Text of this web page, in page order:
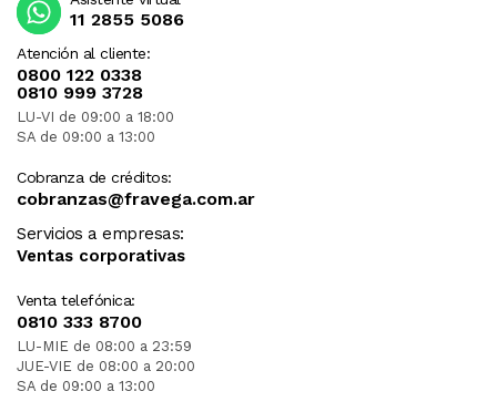
Atención al cliente:
0800 122 0338
0810 999 3728
LU-VI de 09:00 a 18:00
SA de 09:00 a 13:00
Cobranza de créditos:
cobranzas@fravega.com.ar
Servicios a empresas:
Ventas corporativas
Venta telefónica:
0810 333 8700
LU-MIE de 08:00 a 23:59
JUE-VIE de 08:00 a 20:00
SA de 09:00 a 13:00
11 2855 5086